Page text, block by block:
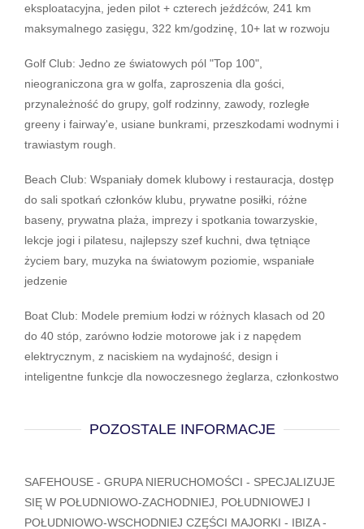
eksploatacyjna, jeden pilot + czterech jeźdźców, 241 km
maksymalnego zasięgu, 322 km/godzinę, 10+ lat w rozwoju
Golf Club: Jedno ze światowych pól "Top 100",
nieograniczona gra w golfa, zaproszenia dla gości,
przynależność do grupy, golf rodzinny, zawody, rozległe
greeny i fairway'e, usiane bunkrami, przeszkodami wodnymi i
trawiastym rough.
Beach Club: Wspaniały domek klubowy i restauracja, dostęp
do sali spotkań członków klubu, prywatne posiłki, różne
baseny, prywatna plaża, imprezy i spotkania towarzyskie,
lekcje jogi i pilatesu, najlepszy szef kuchni, dwa tętniące
życiem bary, muzyka na światowym poziomie, wspaniałe
jedzenie
Boat Club: Modele premium łodzi w różnych klasach od 20
do 40 stóp, zarówno łodzie motorowe jak i z napędem
elektrycznym, z naciskiem na wydajność, design i
inteligentne funkcje dla nowoczesnego żeglarza, członkostwo
POZOSTALE INFORMACJE
SAFEHOUSE - GRUPA NIERUCHOMOŚCI - SPECJALIZUJE
SIĘ W POŁUDNIOWO-ZACHODNIEJ, POŁUDNIOWEJ I
POŁUDNIOWO-WSCHODNIEJ CZĘŚCI MAJORKI - IBIZA -